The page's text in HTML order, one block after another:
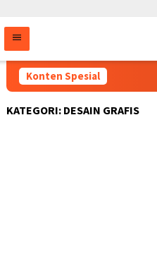
Konten Spesial
KATEGORI: DESAIN GRAFIS